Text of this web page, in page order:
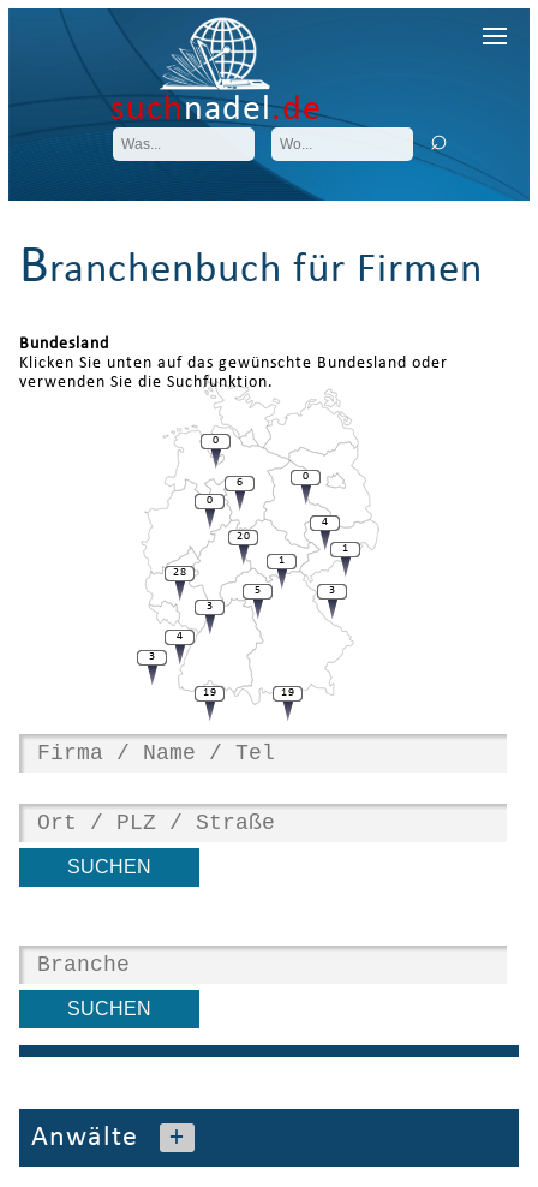
suchnadel.de
Branchenbuch für Firmen
Bundesland
Klicken Sie unten auf das gewünschte Bundesland oder
verwenden Sie die Suchfunktion.
3
1
28
4
1
0
6
0
0
20
3
3
4
19
5
19
Anwälte +